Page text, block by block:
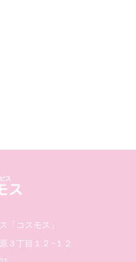
「コスモス」
３丁目１２−１２